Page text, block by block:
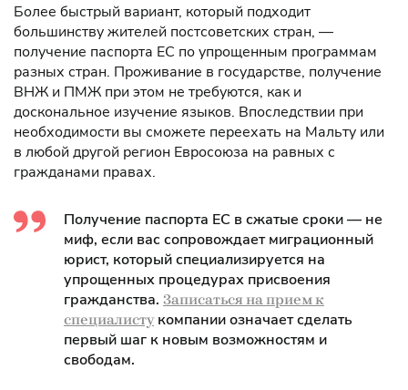
Более быстрый вариант, который подходит
большинству жителей постсоветских стран, —
получение паспорта ЕС по упрощенным программам
разных стран. Проживание в государстве, получение
ВНЖ и ПМЖ при этом не требуются, как и
доскональное изучение языков. Впоследствии при
необходимости вы сможете переехать на Мальту или
в любой другой регион Евросоюза на равных с
гражданами правах.
Получение паспорта ЕС в сжатые сроки — не
миф, если вас сопровождает миграционный
юрист, который специализируется на
упрощенных процедурах присвоения
гражданства. Записаться на прием к
специалистукомпании означает сделать
первый шаг к новым возможностям и
свободам.